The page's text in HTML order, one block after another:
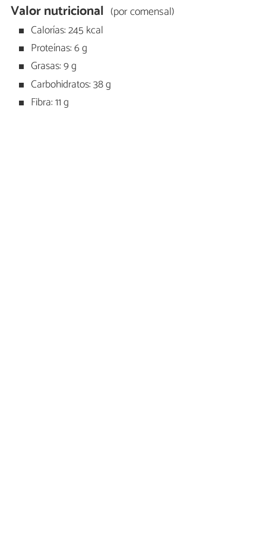
Valor nutricional (por comensal)
Calorías: 245 kcal
Proteínas: 6 g
Grasas: 9 g
Carbohidratos: 38 g
Fibra: 11 g